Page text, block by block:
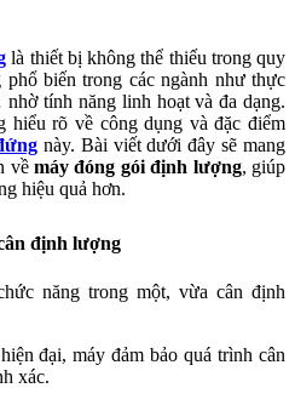
là thiết bị không thể thiếu trong quy
biến trong các ngành như thực
tính năng linh hoạt và đa dạng.
hiểu rõ về công dụng và đặc điểm
này. Bài viết dưới đây sẽ mang
vềmáy đóng gói định lượng, giúp
hiệu quả hơn.
định lượng
năng trong một, vừa cân định
đại, máy đảm bảo quá trình cân
xác.